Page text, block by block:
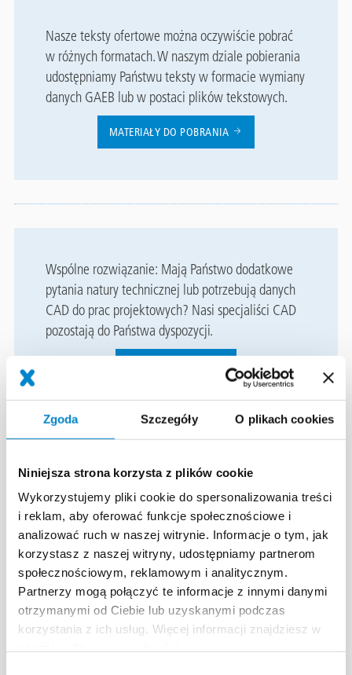
Zgoda Szczegóły O plikach cookies
Niniejsza strona korzysta z plików cookie
Wykorzystujemy pliki cookie do spersonalizowania treści
i reklam, aby oferować funkcje społecznościowe i
analizować ruch w naszej witrynie. Informacje o tym, jak
korzystasz z naszej witryny, udostępniamy partnerom
społecznościowym, reklamowym i analitycznym.
Partnerzy mogą połączyć te informacje z innymi danymi
otrzymanymi od Ciebie lub uzyskanymi podczas
korzystania z ich usług. Więcej informacji znajdziesz w
Nasze teksty ofertowe można oczywiście pobrać
w różnych formatach. W naszym dziale pobierania
udostępniamy Państwu teksty w formacie wymiany
danych GAEB lub w postaci plików tekstowych.
MATERIAŁY DO POBRANIA
Wspólne rozwiązanie: Mają Państwo dodatkowe
pytania natury technicznej lub potrzebują danych
CAD do prac projektowych? Nasi specjaliści CAD
pozostają do Państwa dyspozycji.
Instrukcja obróbki